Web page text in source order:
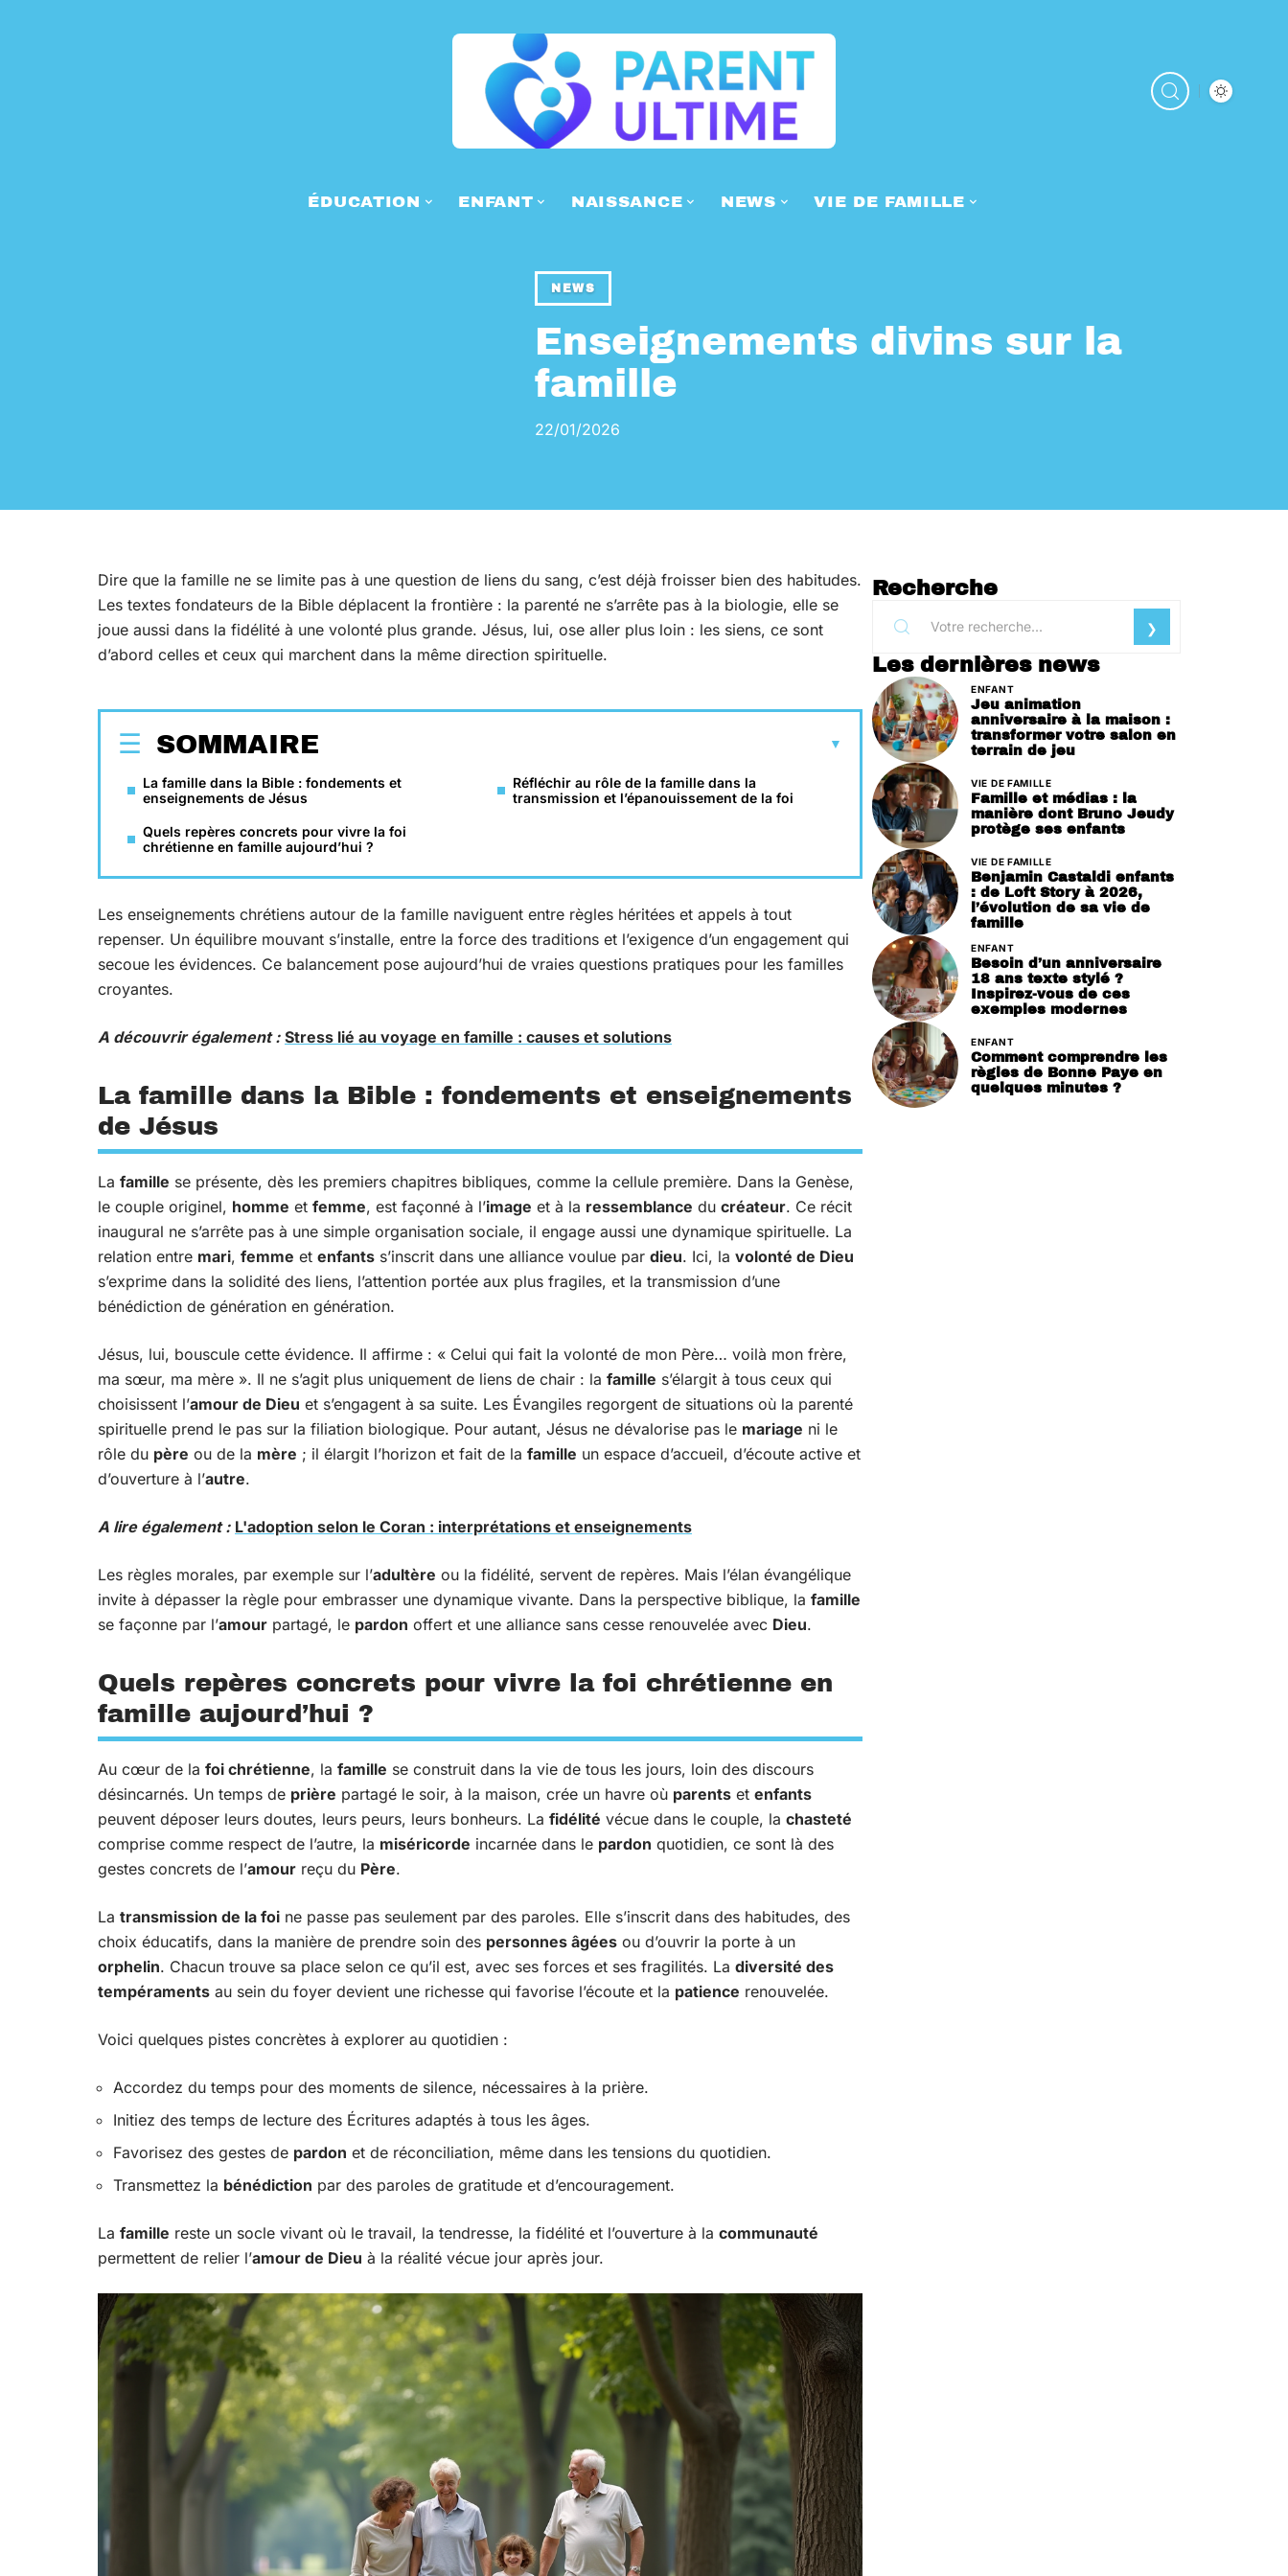
ÉDUCATION ENFANT NAISSANCE NEWS VIE DE FAMILLE
NEWS
Enseignements divins sur la
famille
22/01/2026
Dire que la famille ne se limite pas à une question de liens du sang, c’est déjà froisser bien des habitudes.
Les textes fondateurs de la Bible déplacent la frontière : la parenté ne s’arrête pas à la biologie, elle se
joue aussi dans la fidélité à une volonté plus grande. Jésus, lui, ose aller plus loin : les siens, ce sont
d’abord celles et ceux qui marchent dans la même direction spirituelle.
SOMMAIRE
La famille dans la Bible : fondements et
enseignements de Jésus
Quels repères concrets pour vivre la foi
chrétienne en famille aujourd’hui ?
Réfléchir au rôle de la famille dans la
transmission et l’épanouissement de la foi
Les enseignements chrétiens autour de la famille naviguent entre règles héritées et appels à tout
repenser. Un équilibre mouvant s’installe, entre la force des traditions et l’exigence d’un engagement qui
secoue les évidences. Ce balancement pose aujourd’hui de vraies questions pratiques pour les familles
croyantes.
A découvrir également : Stress lié au voyage en famille : causes et solutions
La famille dans la Bible : fondements et enseignements
de Jésus
La famille se présente, dès les premiers chapitres bibliques, comme la cellule première. Dans la Genèse,
le couple originel, homme et femme, est façonné à l’image et à la ressemblance du créateur. Ce récit
inaugural ne s’arrête pas à une simple organisation sociale, il engage aussi une dynamique spirituelle. La
relation entre mari, femme et enfants s’inscrit dans une alliance voulue par dieu. Ici, la volonté de Dieu
s’exprime dans la solidité des liens, l’attention portée aux plus fragiles, et la transmission d’une
bénédiction de génération en génération.
Jésus, lui, bouscule cette évidence. Il affirme : « Celui qui fait la volonté de mon Père… voilà mon frère,
ma sœur, ma mère ». Il ne s’agit plus uniquement de liens de chair : la famille s’élargit à tous ceux qui
choisissent l’amour de Dieu et s’engagent à sa suite. Les Évangiles regorgent de situations où la parenté
spirituelle prend le pas sur la filiation biologique. Pour autant, Jésus ne dévalorise pas le mariage ni le
rôle du père ou de la mère ; il élargit l’horizon et fait de la famille un espace d’accueil, d’écoute active et
d’ouverture à l’autre.
A lire également : L'adoption selon le Coran : interprétations et enseignements
Les règles morales, par exemple sur l’adultère ou la fidélité, servent de repères. Mais l’élan évangélique
invite à dépasser la règle pour embrasser une dynamique vivante. Dans la perspective biblique, la famille
se façonne par l’amour partagé, le pardon offert et une alliance sans cesse renouvelée avec Dieu.
Quels repères concrets pour vivre la foi chrétienne en
famille aujourd’hui ?
Au cœur de la foi chrétienne, la famille se construit dans la vie de tous les jours, loin des discours
désincarnés. Un temps de prière partagé le soir, à la maison, crée un havre où parents et enfants
peuvent déposer leurs doutes, leurs peurs, leurs bonheurs. La fidélité vécue dans le couple, la chasteté
comprise comme respect de l’autre, la miséricorde incarnée dans le pardon quotidien, ce sont là des
gestes concrets de l’amour reçu du Père.
La transmission de la foi ne passe pas seulement par des paroles. Elle s’inscrit dans des habitudes, des
choix éducatifs, dans la manière de prendre soin des personnes âgées ou d’ouvrir la porte à un
orphelin. Chacun trouve sa place selon ce qu’il est, avec ses forces et ses fragilités. La diversité des
tempéraments au sein du foyer devient une richesse qui favorise l’écoute et la patience renouvelée.
Voici quelques pistes concrètes à explorer au quotidien :
Accordez du temps pour des moments de silence, nécessaires à la prière.
Initiez des temps de lecture des Écritures adaptés à tous les âges.
Favorisez des gestes de pardon et de réconciliation, même dans les tensions du quotidien.
Transmettez la bénédiction par des paroles de gratitude et d’encouragement.
La famille reste un socle vivant où le travail, la tendresse, la fidélité et l’ouverture à la communauté
permettent de relier l’amour de Dieu à la réalité vécue jour après jour.
Recherche
Les dernières news
ENFANT
Jeu animation
anniversaire à la maison :
transformer votre salon en
terrain de jeu
VIE DE FAMILLE
Famille et médias : la
manière dont Bruno Jeudy
protège ses enfants
VIE DE FAMILLE
Benjamin Castaldi enfants
: de Loft Story à 2026,
l’évolution de sa vie de
famille
ENFANT
Besoin d’un anniversaire
18 ans texte stylé ?
Inspirez-vous de ces
exemples modernes
ENFANT
Comment comprendre les
règles de Bonne Paye en
quelques minutes ?